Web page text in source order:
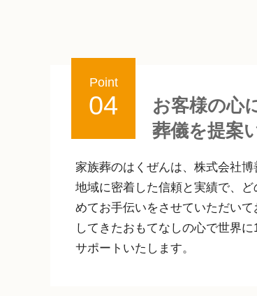
Point
04
お客様の心
葬儀を提案
家族葬のはくぜんは、株式会社博
地域に密着した信頼と実績で、
めてお⼿伝いをさせていただい
してきたおもてなしの心で世界
サポートいたします。